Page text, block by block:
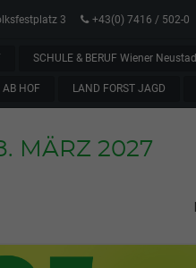
3 +43(0) 7416 / 502-0
SCHULE & BERUF Wiener
AB HOF LAND FORST JAGD
MÄRZ 2027